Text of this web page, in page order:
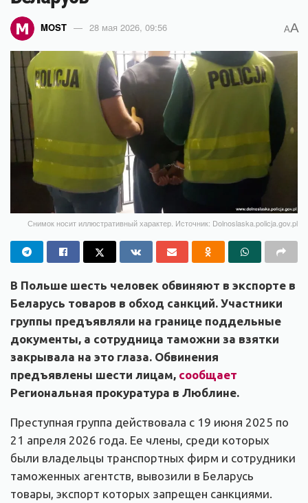
MOST 28 мая 2026, 09:56 AA
Снимок носит иллюстративный характер. Источник: Dolnoslaska.policja.gov.pl
В Польше шесть человек обвиняют в экспорте в
Беларусь товаров в обход санкций. Участники
группы предъявляли на границе поддельные
документы, а сотрудница таможни за взятки
закрывала на это глаза. Обвинения
предъявлены шести лицам, сообщает
Региональная прокуратура в Люблине.
Преступная группа действовала с 19 июня 2025 по
21 апреля 2026 года. Ее члены, среди которых
были владельцы транспортных фирм и сотрудники
таможенных агентств, вывозили в Беларусь
товары, экспорт которых запрещен санкциями.